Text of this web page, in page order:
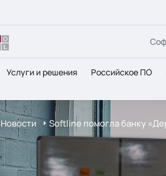
Услуги и решения Российское ПО
Новости Softline помогла банку